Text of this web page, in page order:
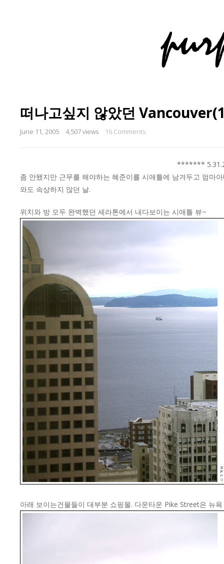
떠나고싶지 않았던
June 11, 2005 4,507 views 16 Comments
*******
좀 안됐지만 근무를 해야하는 혜준이를 시애틀에 남겨두고 엄마
와도 속상하지 않던 날.
위치와 방 모두 완벽했던 셰라톤에서 내다보이는 시애틀 뷰~
아래 보이는건물들이 대부분 쇼핑몰. 다운타운 Pike Street은 뉴